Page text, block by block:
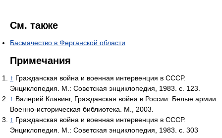
См. также
Басмачество в Ферганской области
Примечания
↑ Гражданская война и военная интервенция в СССР.
Энциклопедия. М.: Советская энциклопедия, 1983. с. 123.
↑ Валерий Клавинг, Гражданская война в России: Белые армии.
Военно-историческая библиотека. М., 2003.
↑ Гражданская война и военная интервенция в СССР.
Энциклопедия. М.: Советская энциклопедия, 1983. с. 303